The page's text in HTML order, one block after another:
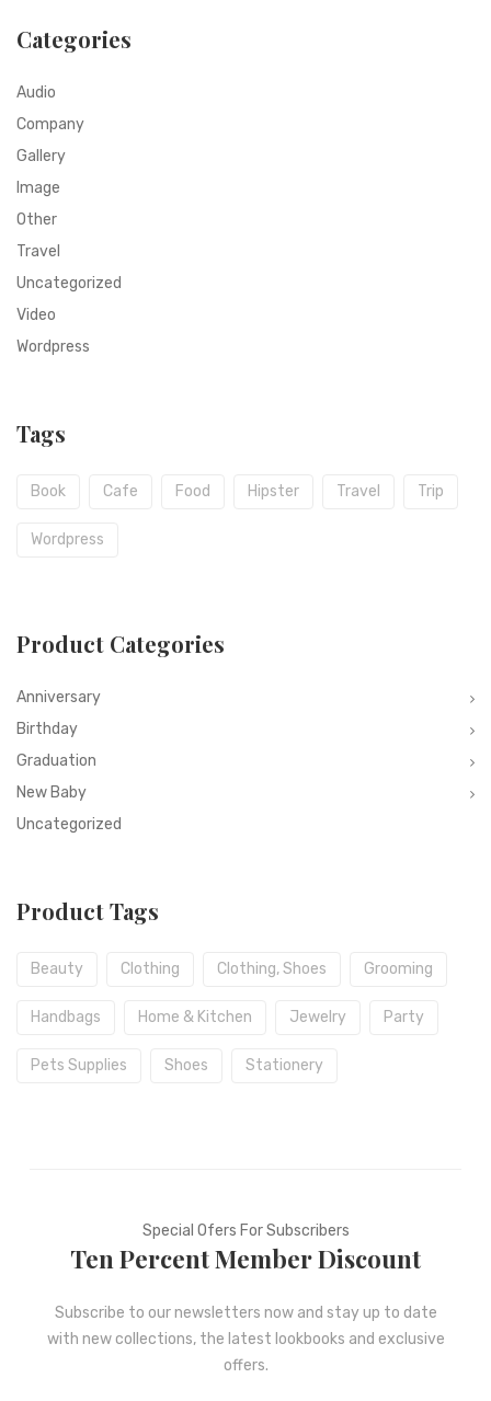
Categories
Audio
Company
Gallery
Image
Other
Travel
Uncategorized
Video
Wordpress
Tags
Book Cafe Food Hipster Travel Trip
Wordpress
Product Categories
Anniversary
Birthday
Graduation
New Baby
Uncategorized
Product Tags
Beauty Clothing Clothing, Shoes Grooming
Handbags Home & Kitchen Jewelry Party
Pets Supplies Shoes Stationery
Special Ofers For Subscribers
Ten Percent Member Discount
Subscribe to our newsletters now and stay up to date
with new collections, the latest lookbooks and exclusive
offers.